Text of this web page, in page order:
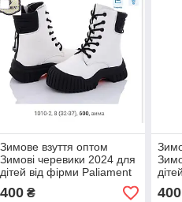
Зимове взуття оптом
Зимові черевики 2024 для
дітей від фірми Paliament
(32-37)
400₴
(32-
400